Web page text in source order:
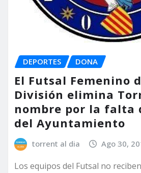
DEPORTES DONA
El Futsal Femenino
División elimina
nombre por la falta
del Ayuntamiento
torrent al dia Ago 30,
Los equipos del Futsal no